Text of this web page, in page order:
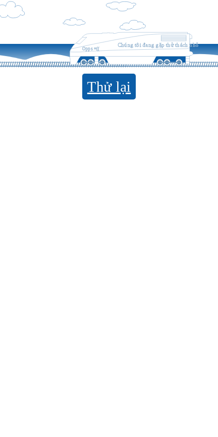
Opps =((
Chúng tôi đang gặp thử thách nhỏ
Thử lại